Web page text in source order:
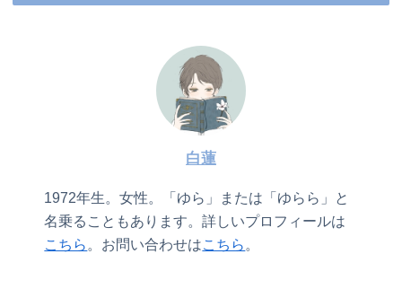
白蓮
1972年生。女性。「ゆら」または「ゆらら」と
名乗ることもあります。詳しいプロフィールは
こちら。お問い合わせはこちら。